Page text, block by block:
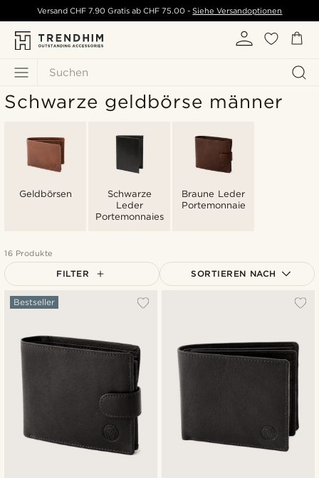
Suchen
Versand CHF 7.90 Gratis ab CHF 75.00 - Siehe Versandoptionen
Schwarze geldbörse männer
Geldbörsen
Schwarze
Leder
Portemonnaies
Braune Leder
Portemonnaie
16 Produkte
FILTER SORTIEREN NACH
Niedrigster Preis
Höchster Preis
Bestseller